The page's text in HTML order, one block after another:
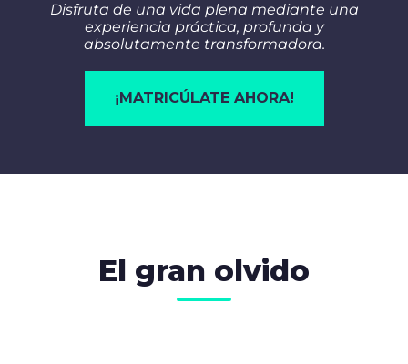
Disfruta de una vida plena mediante una
experiencia práctica, profunda y
absolutamente transformadora.
¡MATRICÚLATE AHORA!
El gran olvido